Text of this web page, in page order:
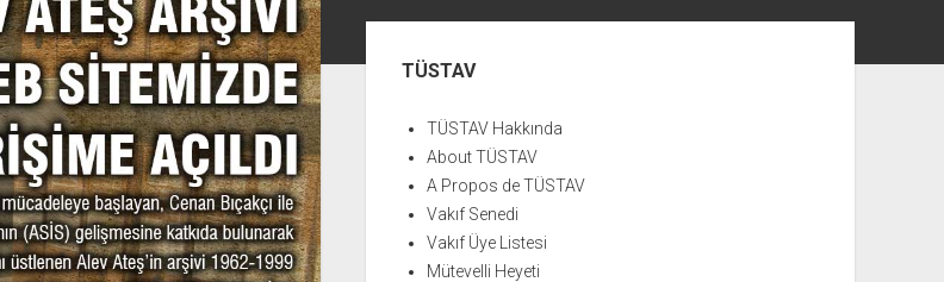
MenüTÜSTAV
TÜSTAV Hakkında
About TÜSTAV
A Propos de TÜSTAV
Vakıf Senedi
Vakıf Üye Listesi
Mütevelli Heyeti